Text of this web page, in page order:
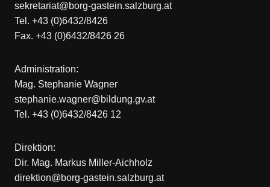
sekretariat@borg-gastein.salzburg.at
Tel. +43 (0)6432/8426
Fax. +43 (0)6432/8426 26
Administration:
Mag. Stephanie Wagner
stephanie.wagner@bildung.gv.at
Tel. +43 (0)6432/8426 12
Direktion:
Dir. Mag. Markus Miller-Aichholz
direktion@borg-gastein.salzburg.at